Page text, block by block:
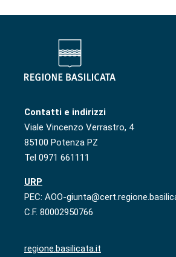
Contatti e indirizzi
Viale Vincenzo Verrastro, 4
85100 Potenza PZ
Tel 0971 661111
URP
PEC: AOO-
C.F. 80002950766
regione.basilicata.it